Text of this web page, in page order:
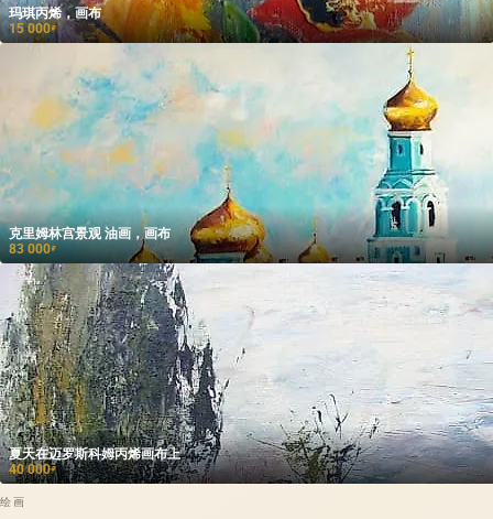
玛琪丙烯，画布
15 000₽
克里姆林宫景观 油画，画布
83 000₽
夏天在迈罗斯科姆丙烯画布上
40 000₽
绘画